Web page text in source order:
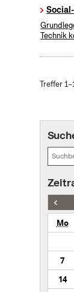
Technik
Treffer
Mo
7
14